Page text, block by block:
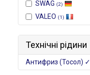
SWAG (2)
VALEO (1)
Технічні рідини
Антифриз (Тосол) ✓